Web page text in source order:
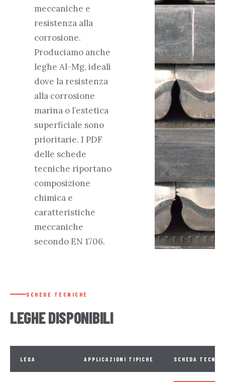
meccaniche e
resistenza alla
corrosione.
Produciamo anche
leghe Al-Mg, ideali
dove la resistenza
alla corrosione
marina o l’estetica
superficiale sono
prioritarie. I PDF
delle schede
tecniche riportano
composizione
chimica e
caratteristiche
meccaniche
secondo EN 1706.
SCHEDE TECNICHE
LEGHE DISPONIBILI
LEGA APPLICAZIONI TIPICHE SCHEDA